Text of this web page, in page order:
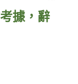
據，辭